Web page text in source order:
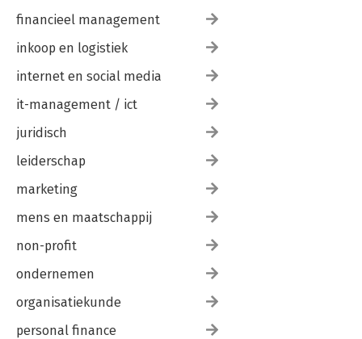
financieel management
inkoop en logistiek
internet en social media
it-management / ict
juridisch
leiderschap
marketing
mens en maatschappij
non-profit
ondernemen
organisatiekunde
personal finance